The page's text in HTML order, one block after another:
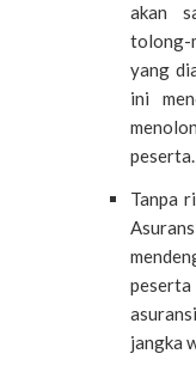
akan
yang
ini
peserta.
Tanpa
jangka